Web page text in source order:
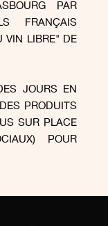
PAR
FRANÇAIS
VIN LIBRE" DE
JOURS EN
PRODUITS
SUR PLACE
POUR